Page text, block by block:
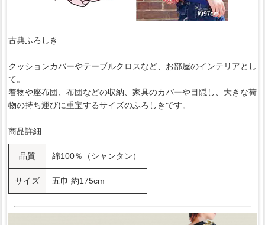
古典ふろしき
クッションカバーやテーブルクロスなど、お部屋のインテリアとし
て。
着物や座布団、布団などの収納、家具のカバーや目隠し、大きな荷
物の持ち運びに重宝するサイズのふろしきです。
商品詳細
品質 綿100％（シャンタン）
サイズ 五巾 約175cm